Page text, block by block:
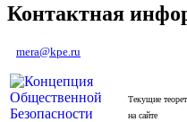
Контактная
mera@kpe.ru
Текущие
на сайте